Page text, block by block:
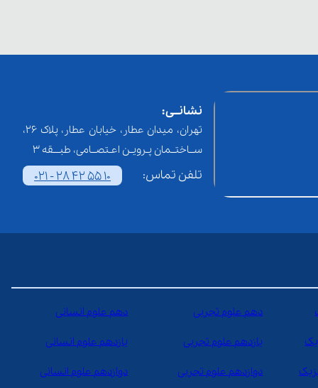
نشانــی:
تهران، میدان عطار، خیابان عطار، پلاک 26،
ســاختــمان پـرویـن اعـتصــامی، طبـــقه 3
تلفن تماس: 021 - 28 42 55 10
دهم علوم تجربی دهم علوم انسانی
یازدهم علوم تجربی یازدهم علوم انسانی
دوازدهم علوم تجربی دوازدهم علوم انسانی